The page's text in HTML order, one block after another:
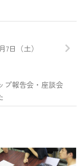
日（土）
プ報告会・座談会